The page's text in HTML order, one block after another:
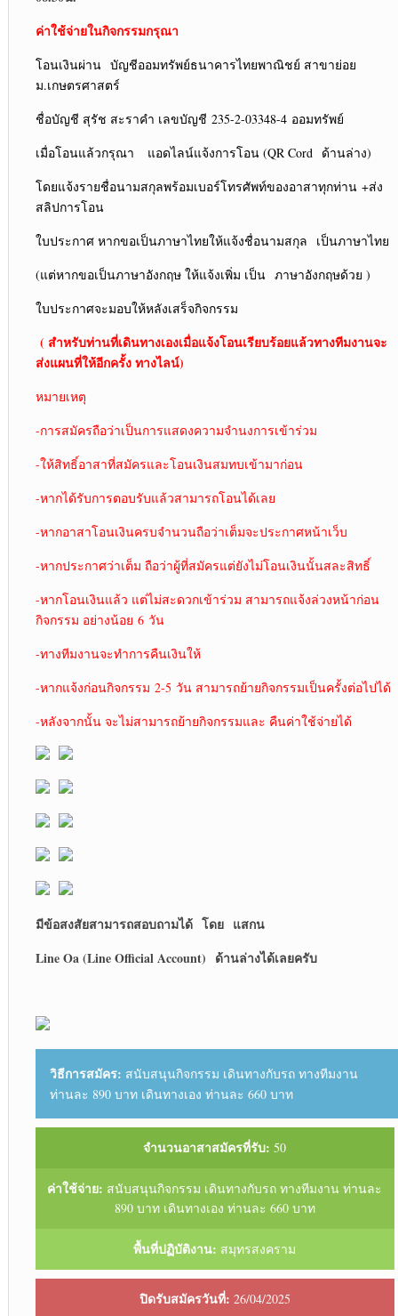
ค่าใช้จ่ายในกิจกรรมกรุณา
โอนเงินผ่าน บัญชีออมทรัพย์ธนาคารไทยพาณิชย์ สาขาย่อย
ม.เกษตรศาสตร์
ชื่อบัญชี สุรัช สะราคำ เลขบัญชี 235-2-03348-4 ออมทรัพย์
เมื่อโอนแล้วกรุณา แอดไลน์แจ้งการโอน (QR Cord ด้านล่าง)
โดยแจ้งรายชื่อนามสกุลพร้อมเบอร์โทรศัพท์ของอาสาทุกท่าน +ส่ง
สลิปการโอน
ใบประกาศ หากขอเป็นภาษาไทยให้แจ้งชื่อนามสกุล เป็นภาษาไทย
(แต่หากขอเป็นภาษาอังกฤษ ให้แจ้งเพิ่ม เป็น ภาษาอังกฤษด้วย )
ใบประกาศจะมอบให้หลังเสร็จกิจกรรม
( สำหรับท่านที่เดินทางเองเมื่อแจ้งโอนเรียบร้อยแล้วทางทีมงานจะ
ส่งแผนที่ให้อีกครั้ง ทางไลน์)
หมายเหตุ
-การสมัครถือว่าเป็นการแสดงความจำนงการเข้าร่วม
-ให้สิทธิ์อาสาที่สมัครและโอนเงินสมทบเข้ามาก่อน
-หากได้รับการตอบรับแล้วสามารถโอนได้เลย
-หากอาสาโอนเงินครบจำนวนถือว่าเต็มจะประกาศหน้าเว็บ
-หากประกาศว่าเต็ม ถือว่าผู้ที่สมัครแต่ยังไม่โอนเงินนั้นสละสิทธิ์
-หากโอนเงินแล้ว แต่ไม่สะดวกเข้าร่วม สามารถแจ้งล่วงหน้าก่อน
กิจกรรม อย่างน้อย 6 วัน
-ทางทีมงานจะทำการคืนเงินให้
-หากแจ้งก่อนกิจกรรม 2-5 วัน สามารถย้ายกิจกรรมเป็นครั้งต่อไปได้
-หลังจากนั้น จะไม่สามารถย้ายกิจกรรมและ คืนค่าใช้จ่ายได้
มีข้อสงสัยสามารถสอบถามได้ โดย แสกน
Line Oa (Line Official Account) ด้านล่างได้เลยครับ
วิธีการสมัคร: สนับสนุนกิจกรรม เดินทางกับรถ ทางทีมงาน
ท่านละ 890 บาท เดินทางเอง ท่านละ 660 บาท
จำนวนอาสาสมัครที่รับ: 50
ค่าใช้จ่าย: สนับสนุนกิจกรรม เดินทางกับรถ ทางทีมงาน ท่านละ
890 บาท เดินทางเอง ท่านละ 660 บาท
พื้นที่ปฏิบัติงาน: สมุทรสงคราม
ปิดรับสมัครวันที่: 26/04/2025